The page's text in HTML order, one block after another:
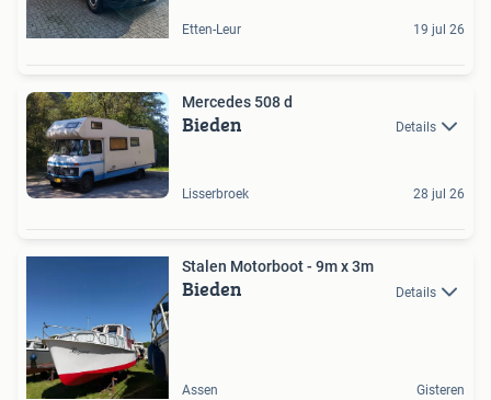
Etten-Leur 19 jul 26
Mercedes 508 d
Bieden Details
Lisserbroek 28 jul 26
Stalen Motorboot - 9m x 3m
Bieden Details
Assen Gisteren